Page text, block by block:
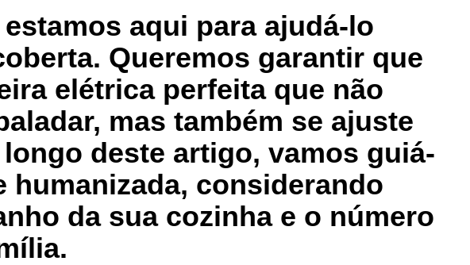
aqui para ajudá-lo
Queremos garantir que
elétrica perfeita que não
mas também se ajuste
deste artigo, vamos guiá-
humanizada, considerando
da sua cozinha e o número